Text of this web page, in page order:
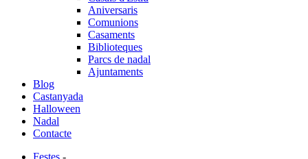
Aniversaris
Comunions
Casaments
Biblioteques
Parcs de nadal
Ajuntaments
Blog
Castanyada
Halloween
Nadal
Contacte
Festes -